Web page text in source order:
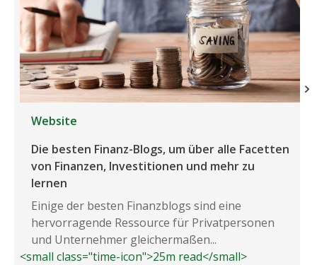
Website
Die besten Finanz-Blogs, um über alle Facetten
von Finanzen, Investitionen und mehr zu
lernen
Einige der besten Finanzblogs sind eine
hervorragende Ressource für Privatpersonen
und Unternehmer gleichermaßen...
<small class="time-icon">25m read</small>